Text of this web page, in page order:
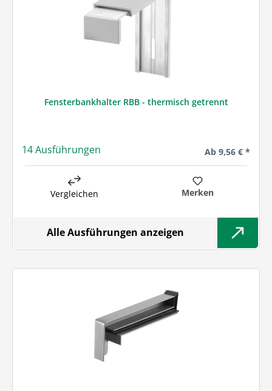
Fensterbankhalter RBB - thermisch getrennt
14 Ausführungen Regulärer Preis:
Ab 9,56 € *
Vergleichen Merken
Alle Ausführungen anzeigen